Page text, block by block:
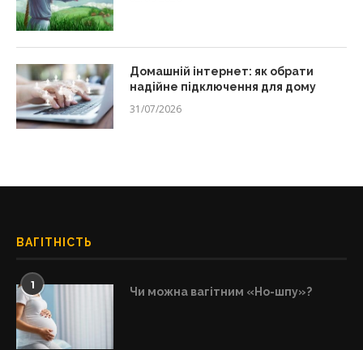
Домашній інтернет: як обрати
надійне підключення для дому
31/07/2026
ВАГІТНІСТЬ
1 Чи можна вагітним «Но-шпу»?